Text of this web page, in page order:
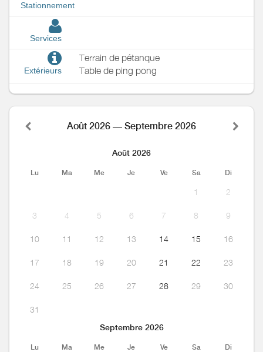
Stationnement
Services
Extérieurs
Terrain de pétanque
Table de ping pong
Août 2026 — Septembre 2026
Août 2026
Lu Ma Me Je Ve Sa Di
1 2
3 4 5 6 7 8 9
10 11 12 13 14 15 16
17 18 19 20 21 22 23
24 25 26 27 28 29 30
31
Septembre 2026
Lu Ma Me Je Ve Sa Di